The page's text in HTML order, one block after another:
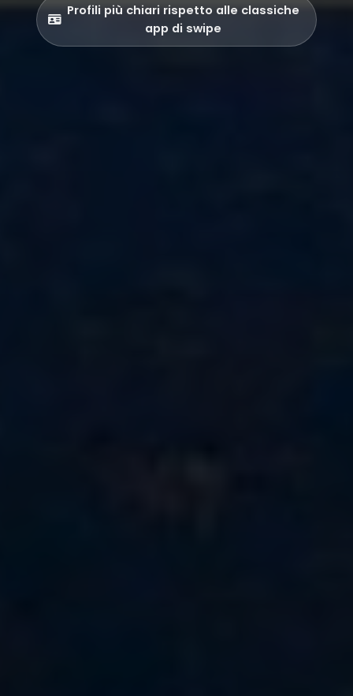
Profili più chiari rispetto alle classiche
app di swipe